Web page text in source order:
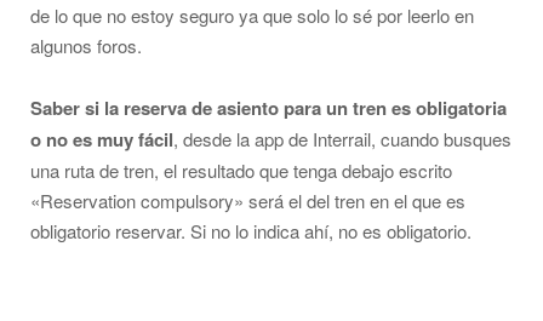
de lo que no estoy seguro ya que solo lo sé por leerlo en
algunos foros.
Saber si la reserva de asiento para un tren es obligatoria
o no es muy fácil, desde la app de Interrail, cuando busques
una ruta de tren, el resultado que tenga debajo escrito
«Reservation compulsory» será el del tren en el que es
obligatorio reservar. Si no lo indica ahí, no es obligatorio.